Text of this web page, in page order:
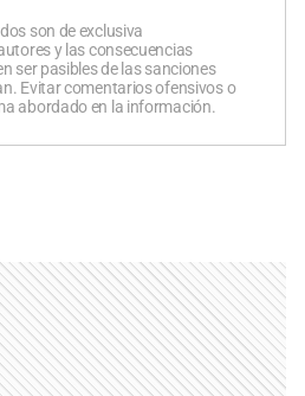
son de exclusiva
y las consecuencias
ser pasibles de las sanciones
Evitar comentarios ofensivos o
abordado en la información.